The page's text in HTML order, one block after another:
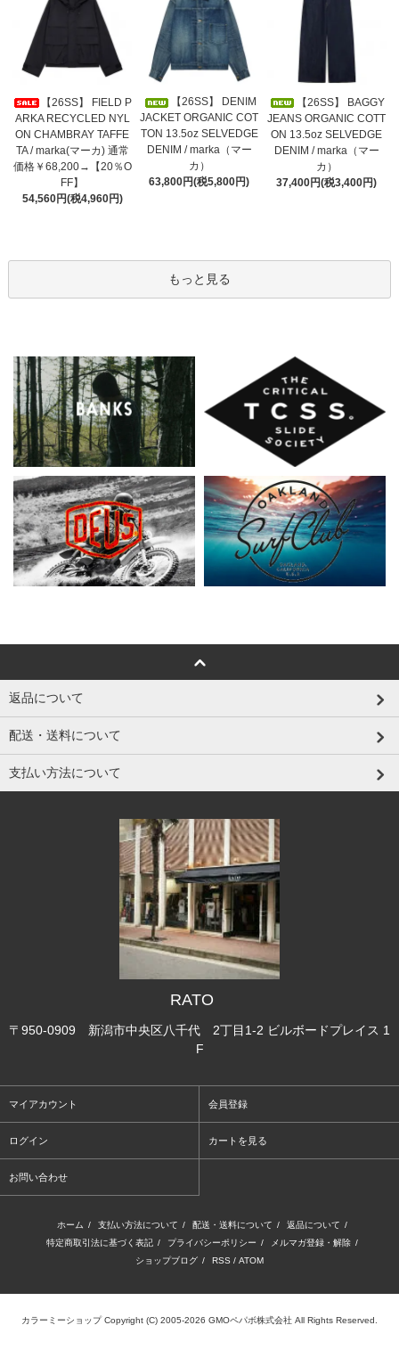
【26SS】 FIELD P
ARKA RECYCLED NYL
ON CHAMBRAY TAFFE
TA / marka(マーカ) 通常
価格￥68,200→【20％O
FF】
54,560円(税4,960円)
【26SS】 DENIM
JACKET ORGANIC COT
TON 13.5oz SELVEDGE
DENIM / marka（マー
カ）
63,800円(税5,800円)
【26SS】 BAGGY
JEANS ORGANIC COTT
ON 13.5oz SELVEDGE
DENIM / marka（マー
カ）
37,400円(税3,400円)
もっと見る
返品について
配送・送料について
支払い方法について
RATO
〒950-0909 新潟市中央区八千代 2丁目1-2 ビルボードプレイス 1
F
マイアカウント 会員登録
ログイン カートを見る
お問い合わせ
ホーム / 支払い方法について / 配送・送料について / 返品について /
特定商取引法に基づく表記 / プライバシーポリシー / メルマガ登録・解除 /
ショップブログ / RSS / ATOM
カラーミーショップCopyright (C) 2005-2026 GMOペパボ株式会社 All Rights Reserved.